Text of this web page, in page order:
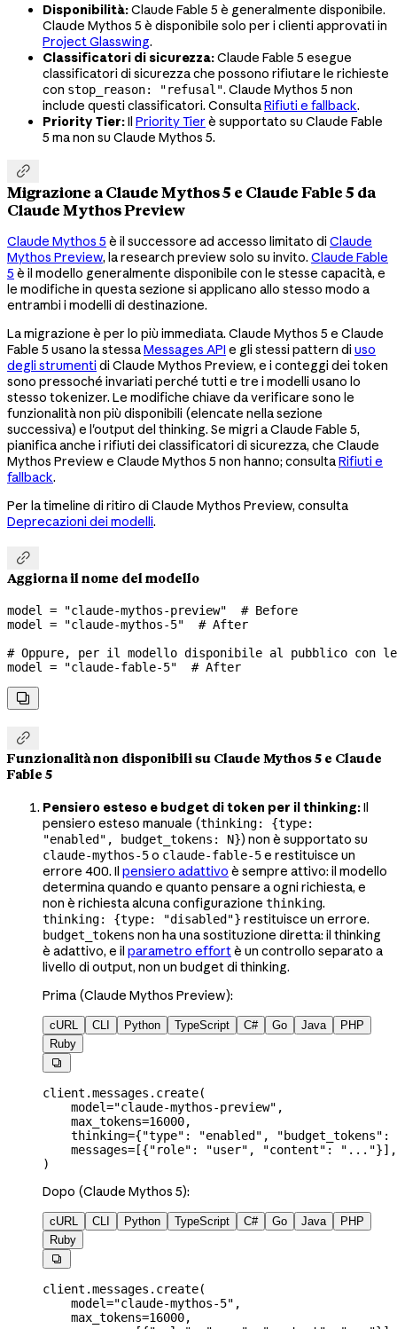
Disponibilità:Claude Fable 5 è generalmente disponibile.
Claude Mythos 5 è disponibile solo per i clienti approvati in
Project Glasswing.
Classificatori di sicurezza:Claude Fable 5 esegue
classificatori di sicurezza che possono rifiutare le richieste
con stop_reason: "refusal". Claude Mythos 5 non
include questi classificatori. ConsultaRifiuti e fallback.
Priority Tier:Il Priority Tier è supportato su Claude Fable
5 ma non su Claude Mythos 5.

Migrazione a Claude Mythos 5 e Claude Fable 5 da
Claude Mythos Preview
Claude Mythos 5 è il successore ad accesso limitato di Claude
Mythos Preview, la research preview solo su invito. Claude Fable
5 è il modello generalmente disponibile con le stesse capacità, e
le modifiche in questa sezione si applicano allo stesso modo a
entrambi i modelli di destinazione.
La migrazione è per lo più immediata. Claude Mythos 5 e Claude
Fable 5 usano la stessaMessages API e gli stessi pattern di uso
degli strumenti di Claude Mythos Preview, e i conteggi dei token
sono pressoché invariati perché tutti e tre i modelli usano lo
stesso tokenizer. Le modifiche chiave da verificare sono le
funzionalità non più disponibili (elencate nella sezione
successiva) e l'output del thinking. Se migri a Claude Fable 5,
pianifica anche i rifiuti dei classificatori di sicurezza, che Claude
Mythos Preview e Claude Mythos 5 non hanno; consultaRifiuti e
fallback.
Per la timeline di ritiro di Claude Mythos Preview, consulta
Deprecazioni dei modelli.

Aggiorna il nome del modello
model = "claude-mythos-preview"
  # Before
model = "claude-mythos-5"
  # After
# Oppure, per il modello disponibile al pubblico con
model = "claude-fable-5"
  # After


Funzionalità non disponibili su Claude Mythos 5 e Claude
Fable 5
Pensiero esteso e budget di token per il thinking:Il
pensiero esteso manuale (thinking: {type:
"enabled", budget_tokens: N}) non è supportato su
claude-mythos-5o claude-fable-5e restituisce un
errore 400. Il pensiero adattivo è sempre attivo: il modello
determina quando e quanto pensare a ogni richiesta, e
non è richiesta alcuna configurazione thinking.
thinking: {type: "disabled"} restituisce un errore.
budget_tokens non ha una sostituzione diretta: il thinking
è adattivo, e il parametro effortè un controllo separato a
livello di output, non un budget di thinking.
Prima (Claude Mythos Preview):
cURL CLI Python TypeScript C# Go Java
PHP
Ruby

client.messages.create(
    model
="claude-mythos-preview" ,
    max_tokens
=16000,
    thinking
={"type" : "enabled" , "budget_tokens" :
    messages
= [{"role" : "user" , "content" : "..."}],
)
Dopo (Claude Mythos 5):
cURL CLI Python TypeScript C# Go Java
PHP
Ruby

client.messages.create(
    model
="claude-mythos-5" ,
    max_tokens
=16000,